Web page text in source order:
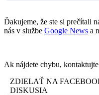
Ďakujeme, že ste si prečítali
nás v službe Google News a
Ak nájdete chybu, kontaktujte
ZDIELAŤ NA
DISKUSIA